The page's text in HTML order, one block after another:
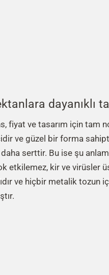
dayanıklı
fiyat ve tasarım için tam
ve güzel bir forma
daha serttir. Bu ise şu
etkilemez, kir ve virüsler
ve hiçbir metalik